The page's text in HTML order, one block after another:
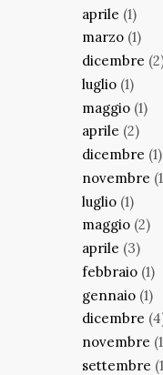
aprile (1)
marzo (1)
dicembre
luglio (1)
maggio (1)
aprile (2)
dicembre (1)
novembre
luglio (1)
maggio (2)
aprile (3)
febbraio (1)
gennaio (1)
dicembre
novembre
settembre